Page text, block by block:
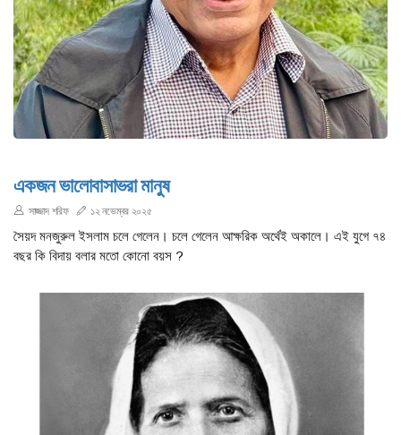
একজন ভালোবাসাভরা মানুষ
সাজ্জাদ শরিফ ১২ নভেম্বর ২০২৫
সৈয়দ মনজুরুল ইসলাম চলে গেলেন। চলে গেলেন আক্ষরিক অর্থেই অকালে। এই যুগে ৭৪
বছর কি বিদায় বলার মতো কোনো বয়স ?